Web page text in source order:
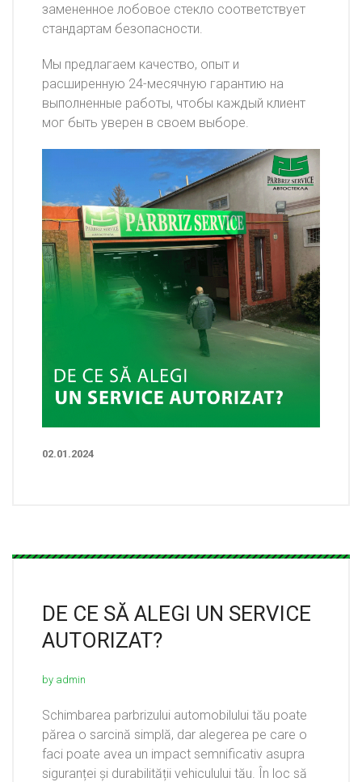
замененное лобовое стекло соответствует
стандартам безопасности.
Мы предлагаем качество, опыт и
расширенную 24-месячную гарантию на
выполненные работы, чтобы каждый клиент
мог быть уверен в своем выборе.
02.01.2024
DE CE SĂ ALEGI UN SERVICE
AUTORIZAT?
by admin
Schimbarea parbrizului automobilului tău poate
părea o sarcină simplă, dar alegerea pe care o
faci poate avea un impact semnificativ asupra
siguranței și durabilității vehiculului tău. În loc să